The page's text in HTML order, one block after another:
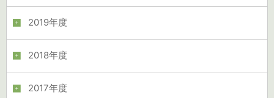
2019年度
2018年度
2017年度